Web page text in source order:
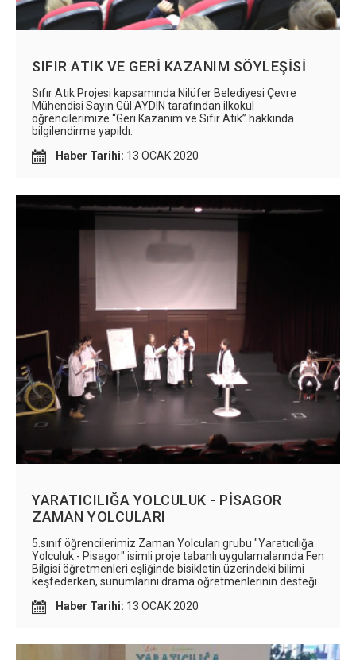
SIFIR ATIK VE GERİ KAZANIM SÖYLEŞİSİ
Sıfır Atık Projesi kapsamında Nilüfer Belediyesi Çevre
Mühendisi Sayın Gül AYDIN tarafından ilkokul
öğrencilerimize “Geri Kazanım ve Sıfır Atık” hakkında
bilgilendirme yapıldı.
Haber Tarihi: 13 OCAK 2020
YARATICILIĞA YOLCULUK - PİSAGOR
ZAMAN YOLCULARI
5.sınıf öğrencilerimiz Zaman Yolcuları grubu "Yaratıcılığa
Yolculuk - Pisagor" isimli proje tabanlı uygulamalarında Fen
Bilgisi öğretmenleri eşliğinde bisikletin üzerindeki bilimi
keşfederken, sunumlarını drama öğretmenlerinin desteği
Haber Tarihi: 13 OCAK 2020